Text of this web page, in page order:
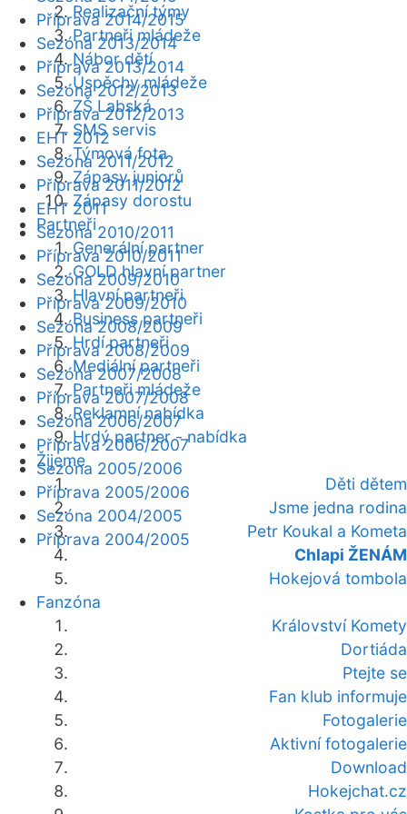
Realizační týmy
Partneři mládeže
Nábor dětí
Úspěchy mládeže
ZŠ Labská
SMS servis
Týmová fota
Zápasy juniorů
Zápasy dorostu
Partneři
Generální partner
GOLD hlavní partner
Hlavní partneři
Business partneři
Hrdí partneři
Mediální partneři
Partneři mládeže
Reklamní nabídka
Hrdý partner - nabídka
Žijeme
Děti dětem
Jsme jedna rodina
Petr Koukal a Kometa
Chlapi ŽENÁM
Hokejová tombola
Fanzóna
Království Komety
Dortiáda
Ptejte se
Fan klub informuje
Fotogalerie
Aktivní fotogalerie
Download
Hokejchat.cz
Příprava 2014/2015
Sezóna 2013/2014
Příprava 2013/2014
Sezóna 2012/2013
Příprava 2012/2013
EHT 2012
Sezóna 2011/2012
Příprava 2011/2012
EHT 2011
Sezóna 2010/2011
Příprava 2010/2011
Sezóna 2009/2010
Příprava 2009/2010
Sezóna 2008/2009
Příprava 2008/2009
Sezóna 2007/2008
Příprava 2007/2008
Sezóna 2006/2007
Příprava 2006/2007
Sezóna 2005/2006
Příprava 2005/2006
Sezóna 2004/2005
Příprava 2004/2005